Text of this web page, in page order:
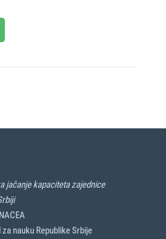
jačanje kapaciteta zajednice
nauku Republike Srbije